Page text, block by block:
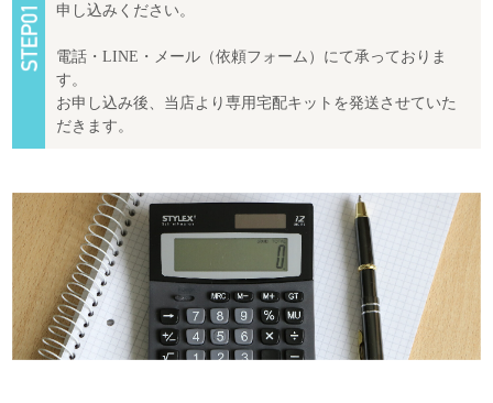
申し込みください。
電話・LINE・メール（依頼フォーム）にて承っておりま
す。
お申し込み後、当店より専用宅配キットを発送させていた
だきます。